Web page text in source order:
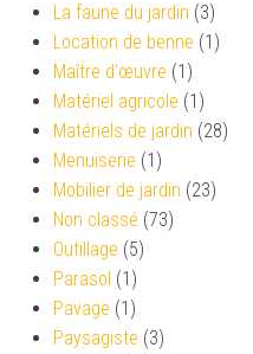
La faune du jardin (3)
Location de benne (1)
Maître d'œuvre (1)
Matériel agricole (1)
Matériels de jardin (28)
Menuiserie (1)
Mobilier de jardin (23)
Non classé (73)
Outillage (5)
Parasol (1)
Pavage (1)
Paysagiste (3)